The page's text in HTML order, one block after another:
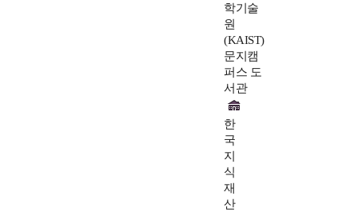
학기술
원
(KAIST)
문지캠
퍼스 도
서관
한
국
지
식
재
산